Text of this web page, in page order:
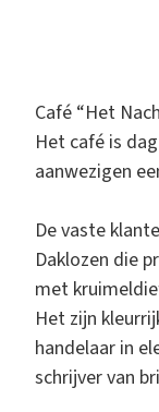
Café “Het
Het café is
aanwezigen
De vaste
Daklozen die
met
Het zijn
handelaar in
schrijver van